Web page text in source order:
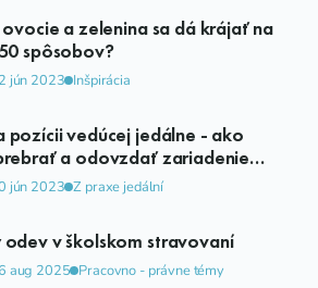
a zelenina sa dá krájať na
spôsobov?
jún 2023 Inšpirácia
pozícii vedúcej jedálne - ako
a odovzdať zariadenie
stravovania
jún 2023 Z praxe jedální
odev v školskom stravovaní
aug 2025 Pracovno - právne témy